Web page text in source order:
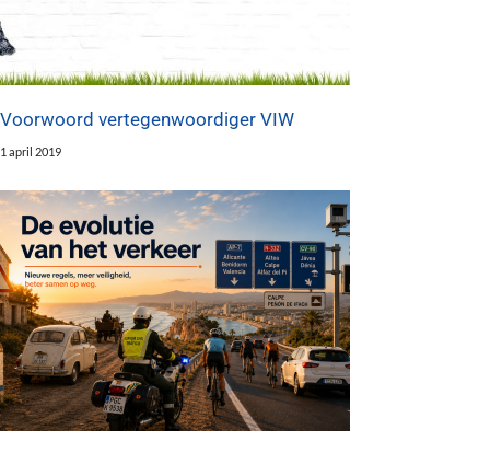
Voorwoord vertegenwoordiger VIW
1 april 2019